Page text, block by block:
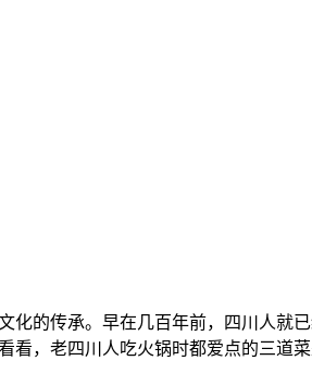
化的传承。早在几百年前，四川人就
，老四川人吃火锅时都爱点的三道菜